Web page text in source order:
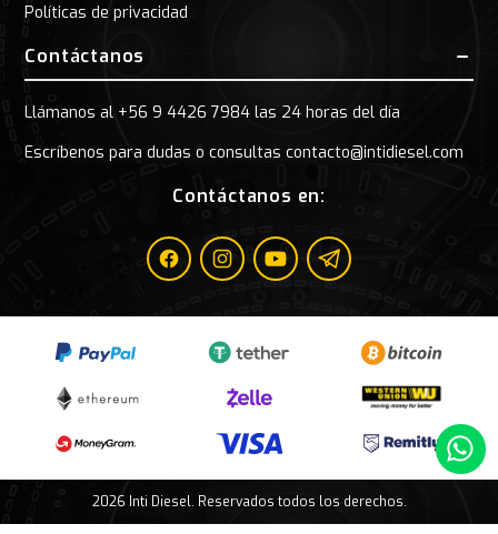
Políticas de privacidad
Contáctanos
Llámanos al +56 9 4426 7984 las 24 horas del día
Escríbenos para dudas o consultas contacto@intidiesel.com
Contáctanos en:
FacebookInstagramYoutubeTelegram
2026 Inti Diesel. Reservados todos los derechos.